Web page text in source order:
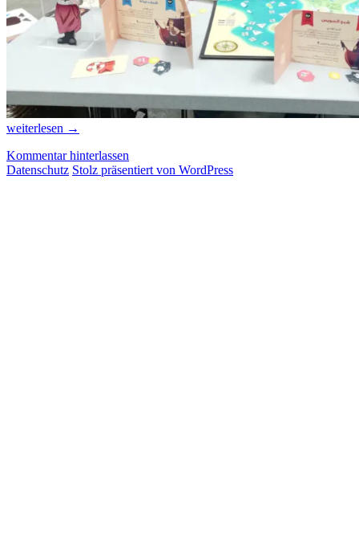
Spiele
Ägypten
–
weiterlesen →
Kommentar hinterlassen
Datenschutz Stolz präsentiert von WordPress